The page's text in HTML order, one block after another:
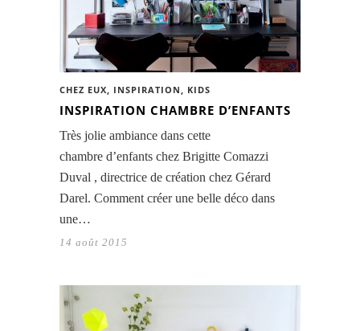
CHEZ EUX INSPIRATION KIDS
INSPIRATION CHAMBRE D’ENFANTS
Très jolie ambiance dans cette
chambre d’enfants chez Brigitte Comazzi
Duval , directrice de création chez Gérard
Darel. Comment créer une belle déco dans
une…
14 août 2015